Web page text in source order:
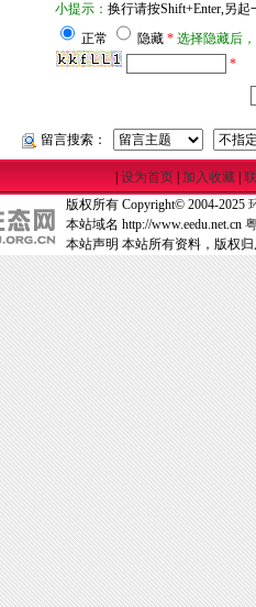
小提示： 换行请按Shift+Enter,另起
正常 隐藏 * 选择隐藏后
*
留言搜索：
设为首页| 加入收藏|
版权所有 Copyright© 2004-2025
本站域名 http://www.eedu.net.cn
本站声明 本站所有资料，版权